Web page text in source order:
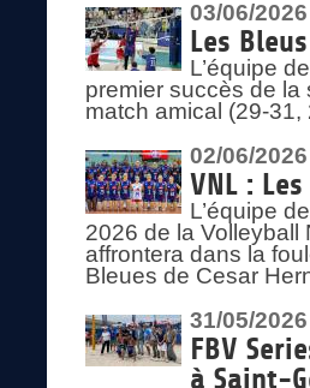
03/06/2026
Les
L’équipe
premier succès de la
match amical (29-
02/06/2026
VNL :
L’équipe
2026 de la
affrontera dans la
Bleues de Cesar
31/05/2026
FBV
à Saint-